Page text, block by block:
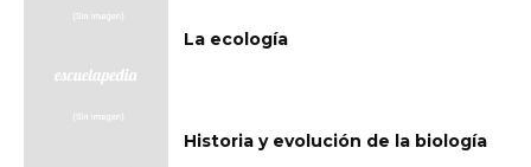
La ecología
Historia y evolución de la biología